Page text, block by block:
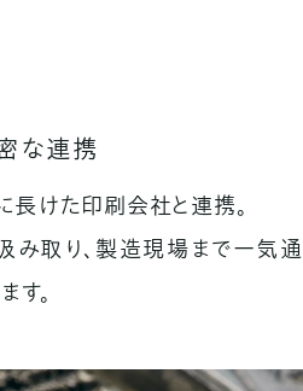
な連携
長けた印刷会社と連携。
取り、製造現場まで一気通
す。